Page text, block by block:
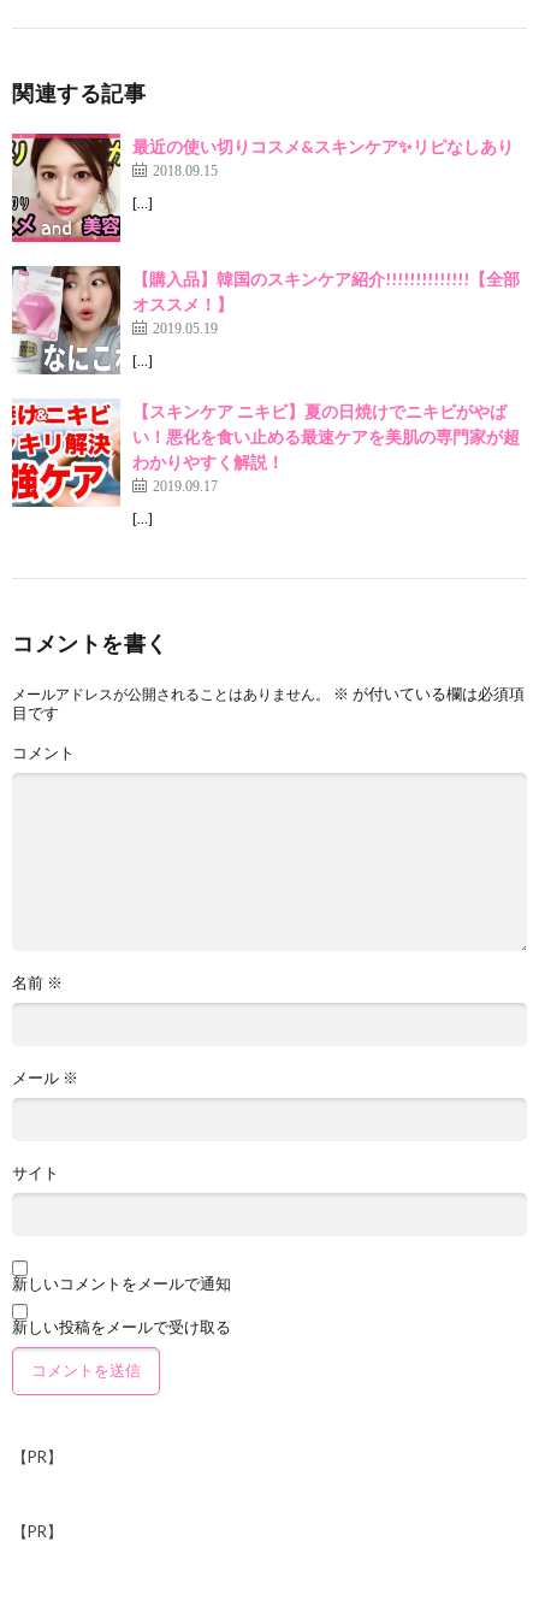
関連する記事
最近の使い切りコスメ&スキンケア✨リピなしあり
2018.09.15
[…]
【購入品】韓国のスキンケア紹介!!!!!!!!!!!!!!【全部
オススメ！】
2019.05.19
[…]
【スキンケア ニキビ】夏の日焼けでニキビがやば
い！悪化を食い止める最速ケアを美肌の専門家が超
わかりやすく解説！
2019.09.17
[…]
コメントを書く
メールアドレスが公開されることはありません。 ※ が付いている欄は必須項
目です
コメント
名前 ※
メール ※
サイト
新しいコメントをメールで通知
新しい投稿をメールで受け取る
【PR】
【PR】